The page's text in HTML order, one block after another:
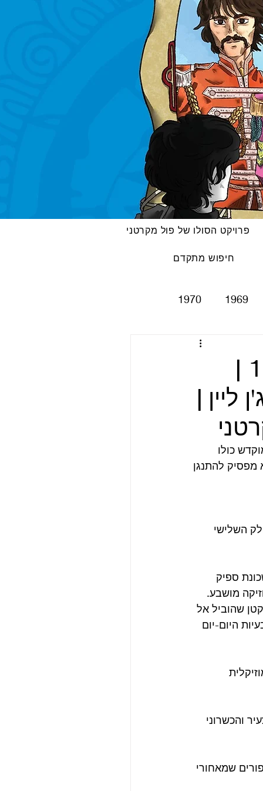
פרויקט הסולו של פול מקרטני
חיפוש מתקדם
1969
1970
Magical
Anthology
📻 הפודקאסט ביטלמניקס – פרק 145 |
ליין |
מוקדש כולו
מפסיק להתנגן
איתו את החלק השלישי
ספיק
מושבע.
שהוביל אל
היום-יום
והכשרוני
שמאחורי